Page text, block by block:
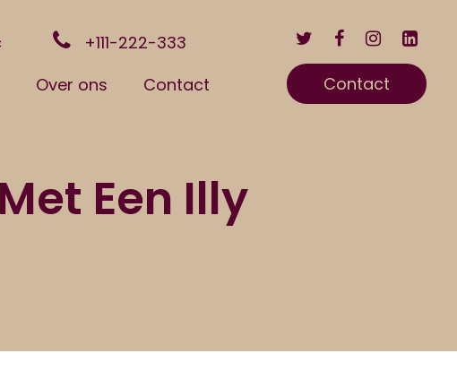
+111-222-333
Over ons
Contact Contact
Een Illy